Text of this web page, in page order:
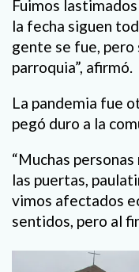
Fuimos
la fecha siguen
gente se fue, pero
parroquia”, afirmó.
La pandemia fue
pegó duro a la
“Muchas
las puertas,
vimos afectados
sentidos, pero al